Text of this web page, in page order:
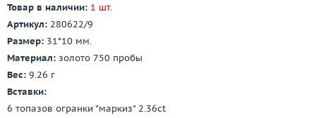
Товар в наличии: 1 шт.
Артикул: 280622/9
Размер: 31*10 мм.
Материал: золото 750 пробы
Вес: 9.26 г
Вставки:
6 топазов огранки "маркиз" 2.36ct